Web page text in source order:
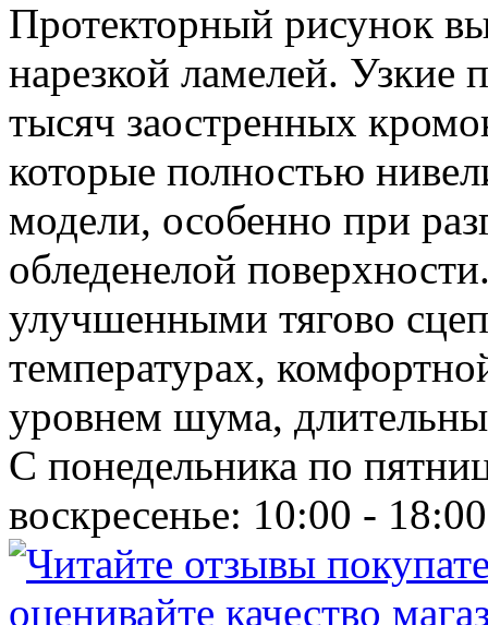
Протекторный рисунок
нарезкой ламелей. Узкие
тысяч заостренных
которые полностью
модели, особенно при
обледенелой
улучшенными тягово
температурах,
уровнем шума,
С понедельника по
воскресенье: 10:00 - 18:00